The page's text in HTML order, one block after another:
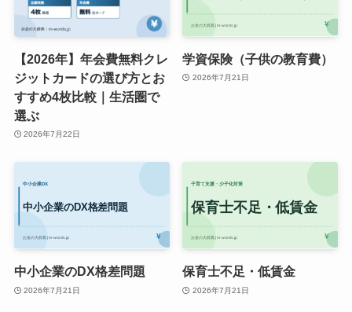
【2026年】年会費無料クレ
ジットカードの選び方とお
すすめ4枚比較｜生活圏で
選ぶ
2026年7月22日
学資保険（子供の教育費）
2026年7月21日
中小企業のDX格差問題
2026年7月21日
保育士不足・低賃金
2026年7月21日